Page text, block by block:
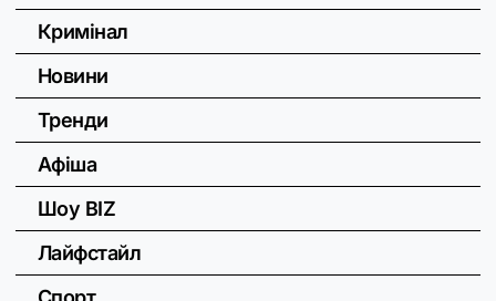
Кримінал
Новини
Тренди
Афіша
Шоу BIZ
Лайфстайл